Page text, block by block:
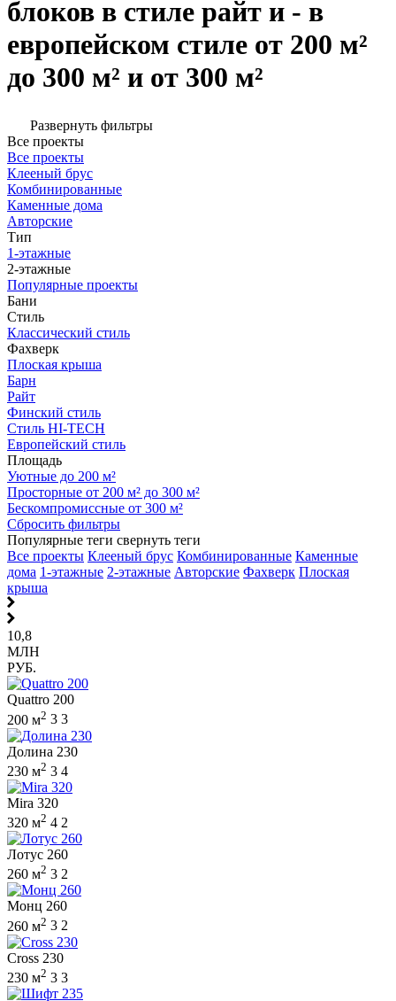
блоков в стиле райт и - в
европейском стиле от 200 м²
до 300 м² и от 300 м²
Развернуть фильтры
Все проекты
Все проекты
Клееный брус
Комбинированные
Каменные дома
Авторские
Тип
1-этажные
2-этажные
Популярные проекты
Бани
Стиль
Классический стиль
Фахверк
Плоская крыша
Барн
Райт
Финский стиль
Стиль HI-TECH
Европейский стиль
Площадь
Уютные до 200 м²
Просторные от 200 м² до 300 м²
Бескомпромиссные от 300 м²
Сбросить фильтры
Популярные теги свернуть теги
Все проекты Клееный брус Комбинированные Каменные
дома 1-этажные 2-этажные Авторские Фахверк Плоская
крыша
10,8
МЛН
РУБ.
Quattro 200
200 м2 3 3
Долина 230
230 м2 3 4
Mira 320
320 м2 4 2
Лотус 260
260 м2 3 2
Монц 260
260 м2 3 2
Cross 230
230 м2 3 3